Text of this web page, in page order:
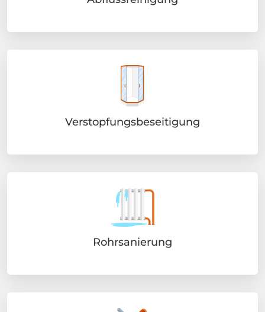
Verstopfungsbeseitigung
Rohrsanierung